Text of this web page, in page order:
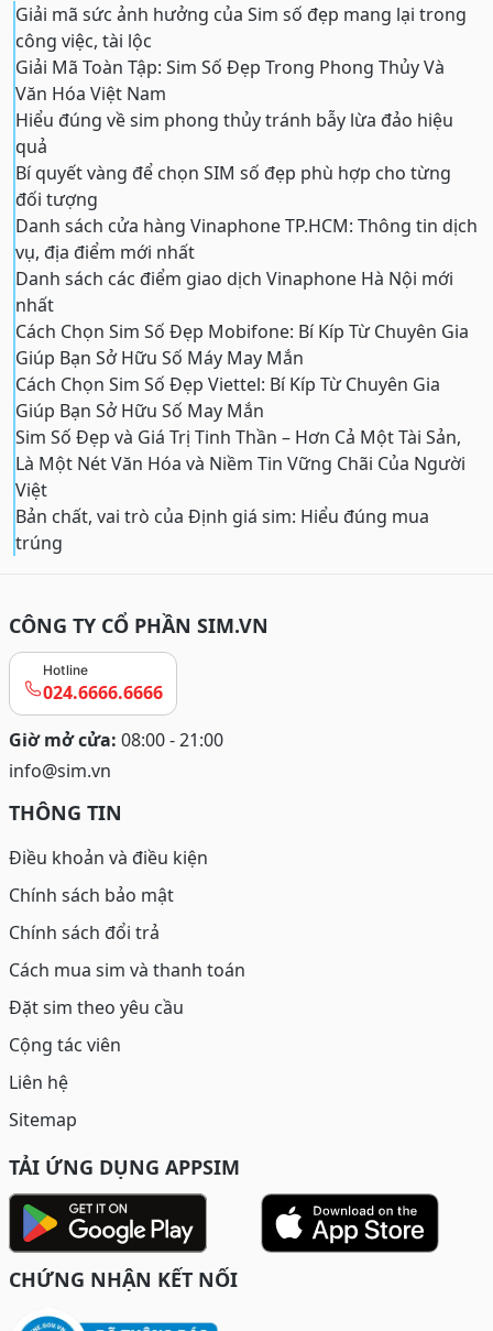
Giải mã sức ảnh hưởng của Sim số đẹp mang lại trong
công việc, tài lộc
Giải Mã Toàn Tập: Sim Số Đẹp Trong Phong Thủy Và
Văn Hóa Việt Nam
Hiểu đúng về sim phong thủy tránh bẫy lừa đảo hiệu
quả
Bí quyết vàng để chọn SIM số đẹp phù hợp cho từng
đối tượng
Danh sách cửa hàng Vinaphone TP.HCM: Thông tin dịch
vụ, địa điểm mới nhất
Danh sách các điểm giao dịch Vinaphone Hà Nội mới
nhất
Cách Chọn Sim Số Đẹp Mobifone: Bí Kíp Từ Chuyên Gia
Giúp Bạn Sở Hữu Số Máy May Mắn
Cách Chọn Sim Số Đẹp Viettel: Bí Kíp Từ Chuyên Gia
Giúp Bạn Sở Hữu Số May Mắn
Sim Số Đẹp và Giá Trị Tinh Thần – Hơn Cả Một Tài Sản,
Là Một Nét Văn Hóa và Niềm Tin Vững Chãi Của Người
Việt
Bản chất, vai trò của Định giá sim: Hiểu đúng mua
trúng
CÔNG TY CỔ PHẦN SIM.VN
Hotline
024.6666.6666
Giờ mở cửa: 08:00 - 21:00
info@sim.vn
THÔNG TIN
Điều khoản và điều kiện
Chính sách bảo mật
Chính sách đổi trả
Cách mua sim và thanh toán
Đặt sim theo yêu cầu
Cộng tác viên
Liên hệ
Sitemap
TẢI ỨNG DỤNG APPSIM
CHỨNG NHẬN KẾT NỐI